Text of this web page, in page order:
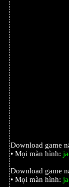
Download game
• Mọi màn hình:
Download game
• Mọi màn hình: